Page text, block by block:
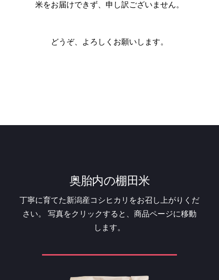
米をお届けできず、申し訳ございません。
どうぞ、よろしくお願いします。
奥胎内の棚田米
丁寧に育てた新潟産コシヒカリをお召し上がりくだ
さい。
写真をクリックすると、商品ページに移動
します。